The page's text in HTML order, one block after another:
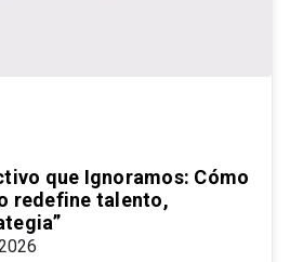
que Ignoramos: Cómo
redefine talento,